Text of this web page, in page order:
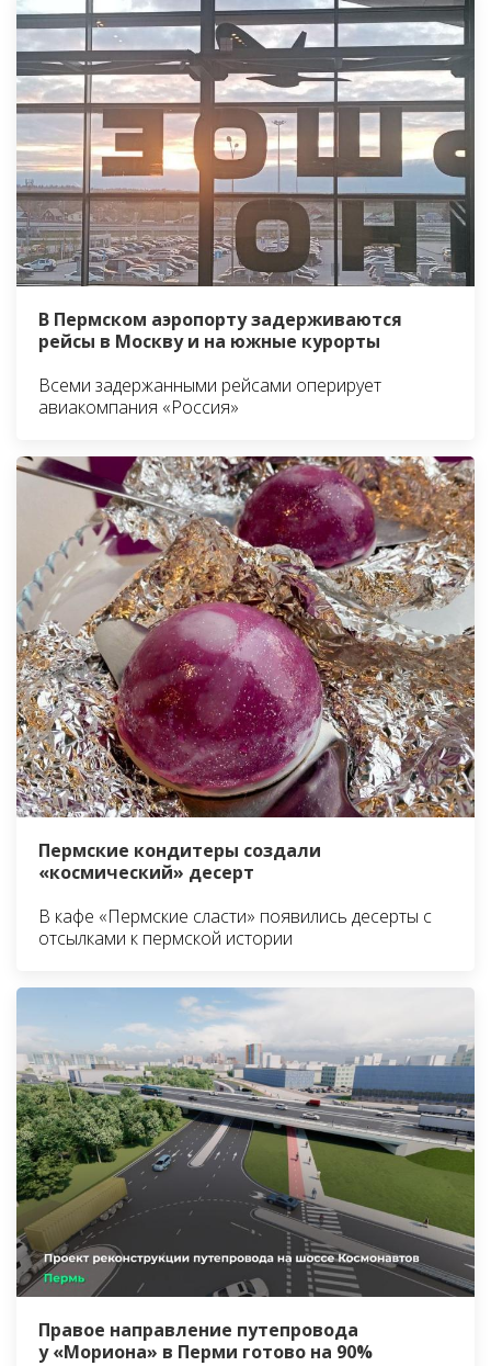
В Пермском аэропорту задерживаются
рейсы в Москву и на южные курорты
Всеми задержанными рейсами оперирует
авиакомпания «Россия»
Пермские кондитеры создали
«космический» десерт
В кафе «Пермские сласти» появились десерты с
отсылками к пермской истории
Правое направление путепровода
у «Мориона» в Перми готово на 90%